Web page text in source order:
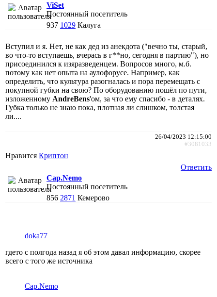
ViSet
Постоянный посетитель
937 1029 Калуга
Вступил и я. Нет, не как дед из анекдота ("вечно ты, старый,
во что-то вступаешь, вчерась в г**но, сегодня в партию"), но
присоединился к изяразведенцем. Вопросов много, м.б.
потому как нет опыта на аулофорусе. Например, как
определить, что культура разогналась и пора перемещать с
покупной губки на свою? По оборудованию пошёл по пути,
изложенному AndreBens'ом, за что ему спасибо - в деталях.
Губка только не знаю пока, плотная ли слишком, толстая
ли....
26/04/2023 12:15:00
#3081033
Нравится Криптон
Ответить
Cap.Nemo
Постоянный посетитель
856 2871 Кемерово
doka77
гдето с полгода назад я об этом давал информацию, скорее
всего с того же источника
Cap.Nemo